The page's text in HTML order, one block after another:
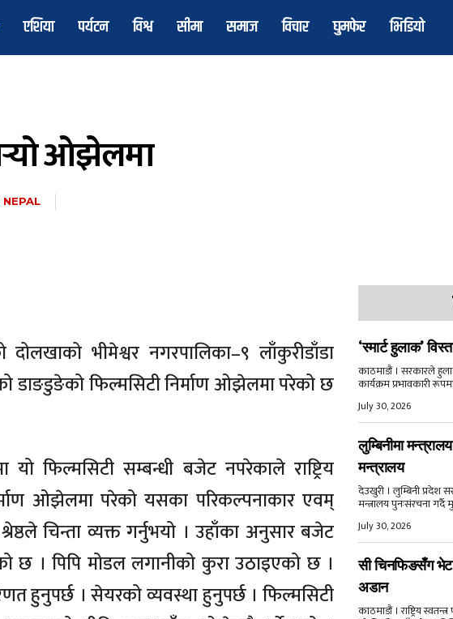
एशिया पर्यटन विश्व सीमा समाज विचार घुमफेर भिडियो
ओझेलमा
NEPAL
दोलखाको भीमेश्वर नगरपालिका–९ लाँकुरीडाँडा
डाङडुङेको फिल्मसिटी निर्माण ओझेलमा परेको छ
फिल्मसिटी सम्बन्धी बजेट नपरेकाले राष्ट्रिय
ओझेलमा परेको यसका परिकल्पनाकार एवम्
चिन्ता व्यक्त गर्नुभयो । उहाँका अनुसार बजेट
छ । पिपि मोडल लगानीको कुरा उठाइएको छ ।
हुनुपर्छ । सेयरको व्यवस्था हुनुपर्छ । फिल्मसिटी
‘स्मार्ट हुलाक’
काठमाडौं । सरकारले
कार्यक्रम प्रभावकारी
July 30, 2026
लुम्बिनीमा
मन्त्रालय
देउखुरी । लुम्बिनी प्रदेश
मन्त्रालय पुनःसंरचना गर्दै
July 30, 2026
सी चिनफिङसँग भेट
अडान
काठमाडौं । राष्ट्रिय